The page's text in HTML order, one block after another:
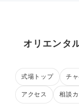
オリエンタ
式場トップ チ
アクセス 相談